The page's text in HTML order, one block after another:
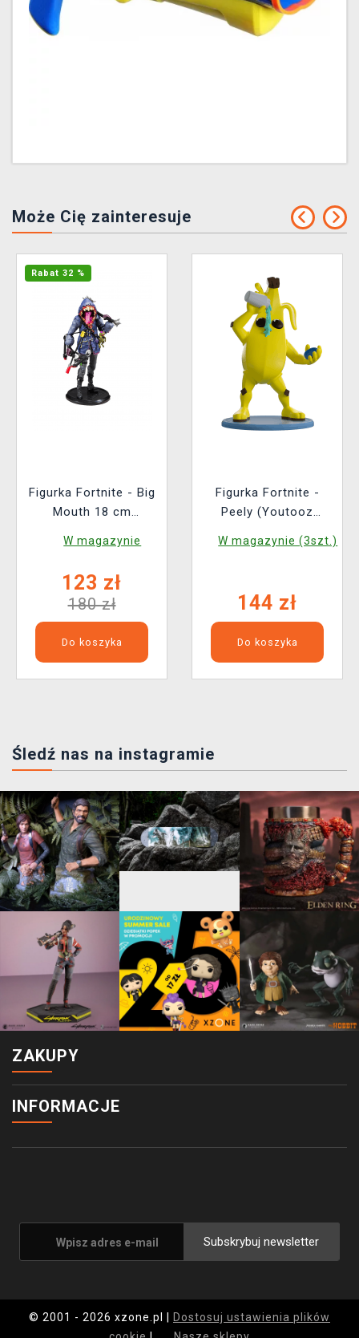
Może Cię zainteresuje
Rabat 32 %
Figurka Fortnite - Big
Mouth 18 cm
W magazynie
123 zł
180 zł
Do koszyka
Figurka Fortnite -
Peely (Youtooz
W magazynie (3szt.)
144 zł
Do koszyka
Śledź nas na instagramie
ZAKUPY
INFORMACJE
Subskrybuj newsletter
© 2001 - 2026 xzone.pl |
Dostosuj ustawienia plików